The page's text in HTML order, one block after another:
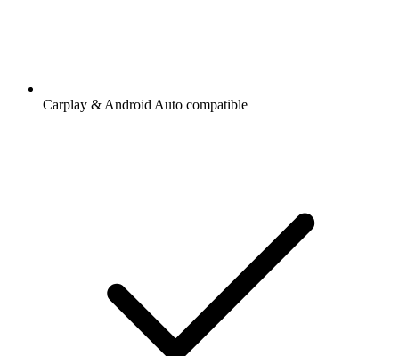
Carplay & Android Auto compatible